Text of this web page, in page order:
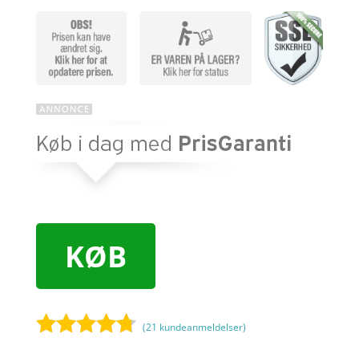
KØB
(21 kundeanmeldelser)